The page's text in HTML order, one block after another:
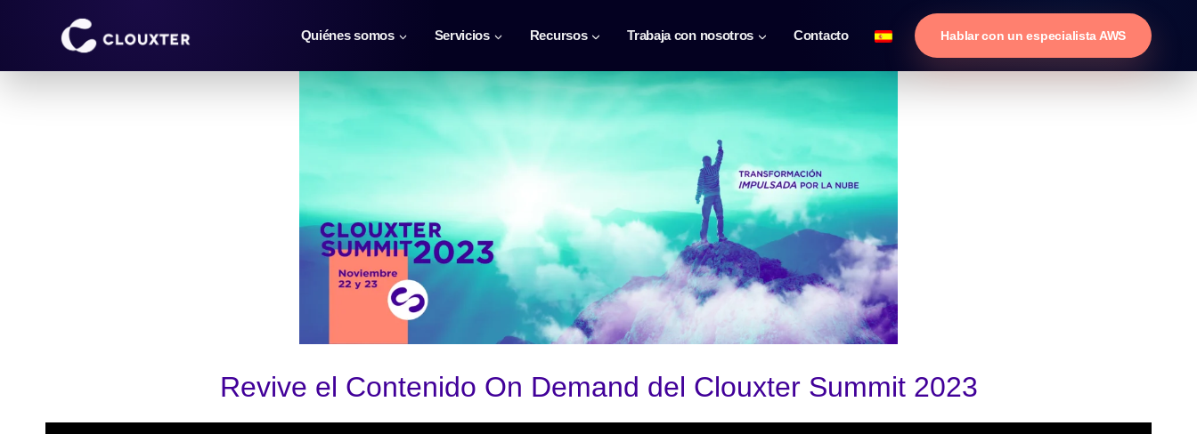
Quiénes somos Servicios Recursos Trabaja con nosotros Contacto Hablar con un especialista AWS
Revive el Contenido On Demand del Clouxter Summit 2023